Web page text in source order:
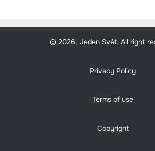
© 2026, Jeden Svět. All right
Privacy Policy
Terms of use
Copyright